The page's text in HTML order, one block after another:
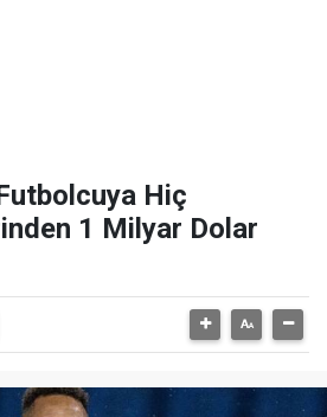
Hiç
1 Milyar Dolar